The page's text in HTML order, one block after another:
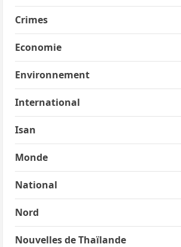
Crimes
Economie
Environnement
International
Isan
Monde
National
Nord
Nouvelles de Thaïlande